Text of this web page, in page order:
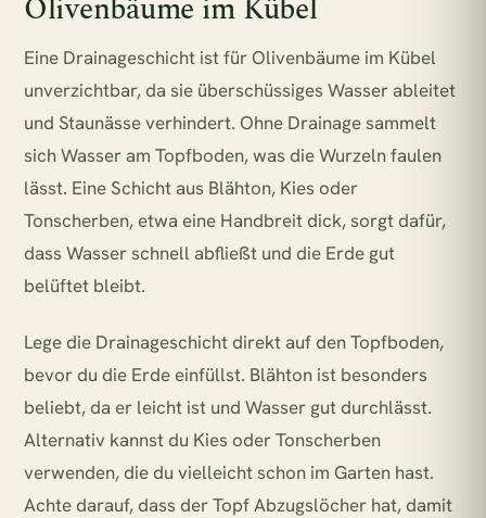
Olivenbäume im Kübel
Eine Drainageschicht ist für Olivenbäume im Kübel
unverzichtbar, da sie überschüssiges Wasser ableitet
und Staunässe verhindert. Ohne Drainage sammelt
sich Wasser am Topfboden, was die Wurzeln faulen
lässt. Eine Schicht aus Blähton, Kies oder
Tonscherben, etwa eine Handbreit dick, sorgt dafür,
dass Wasser schnell abfließt und die Erde gut
belüftet bleibt.
Lege die Drainageschicht direkt auf den Topfboden,
bevor du die Erde einfüllst. Blähton ist besonders
beliebt, da er leicht ist und Wasser gut durchlässt.
Alternativ kannst du Kies oder Tonscherben
verwenden, die du vielleicht schon im Garten hast.
Achte darauf, dass der Topf Abzugslöcher hat, damit